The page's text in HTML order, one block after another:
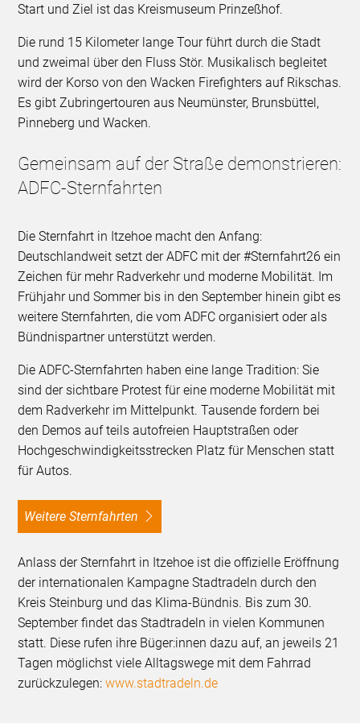
Start und Ziel ist das Kreismuseum Prinzeßhof.
Die rund 15 Kilometer lange Tour führt durch die Stadt
und zweimal über den Fluss Stör. Musikalisch begleitet
wird der Korso von den Wacken Firefighters auf Rikschas.
Es gibt Zubringertouren aus Neumünster, Brunsbüttel,
Pinneberg und Wacken.
Gemeinsam auf der Straße demonstrieren:
ADFC-Sternfahrten
Die Sternfahrt in Itzehoe macht den Anfang:
Deutschlandweit setzt der ADFC mit der #Sternfahrt26 ein
Zeichen für mehr Radverkehr und moderne Mobilität. Im
Frühjahr und Sommer bis in den September hinein gibt es
weitere Sternfahrten, die vom ADFC organisiert oder als
Bündnispartner unterstützt werden.
Die ADFC-Sternfahrten haben eine lange Tradition: Sie
sind der sichtbare Protest für eine moderne Mobilität mit
dem Radverkehr im Mittelpunkt. Tausende fordern bei
den Demos auf teils autofreien Hauptstraßen oder
Hochgeschwindigkeitsstrecken Platz für Menschen statt
für Autos.
Weitere Sternfahrten
Anlass der Sternfahrt in Itzehoe ist die offizielle Eröffnung
der internationalen Kampagne Stadtradeln durch den
Kreis Steinburg und das Klima-Bündnis. Bis zum 30.
September findet das Stadtradeln in vielen Kommunen
statt. Diese rufen ihre Büger:innen dazu auf, an jeweils 21
Tagen möglichst viele Alltagswege mit dem Fahrrad
zurückzulegen:www.stadtradeln.de